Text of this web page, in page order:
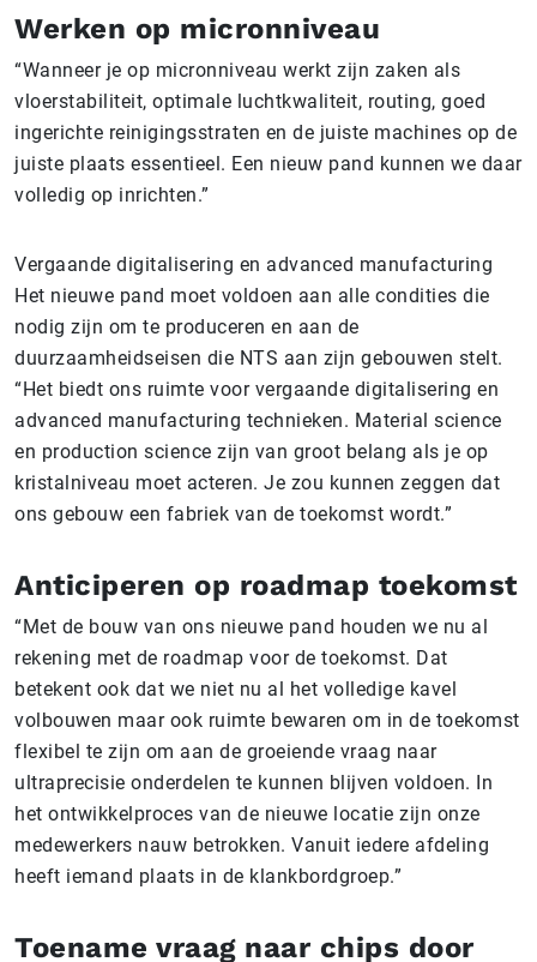
Werken op micronniveau
“Wanneer je op micronniveau werkt zijn zaken als
vloerstabiliteit, optimale luchtkwaliteit, routing, goed
ingerichte reinigingsstraten en de juiste machines op de
juiste plaats essentieel. Een nieuw pand kunnen we daar
volledig op inrichten.”
Vergaande digitalisering en advanced manufacturing
Het nieuwe pand moet voldoen aan alle condities die
nodig zijn om te produceren en aan de
duurzaamheidseisen die NTS aan zijn gebouwen stelt.
“Het biedt ons ruimte voor vergaande digitalisering en
advanced manufacturing technieken. Material science
en production science zijn van groot belang als je op
kristalniveau moet acteren. Je zou kunnen zeggen dat
ons gebouw een fabriek van de toekomst wordt.”
Anticiperen op roadmap toekomst
“Met de bouw van ons nieuwe pand houden we nu al
rekening met de roadmap voor de toekomst. Dat
betekent ook dat we niet nu al het volledige kavel
volbouwen maar ook ruimte bewaren om in de toekomst
flexibel te zijn om aan de groeiende vraag naar
ultraprecisie onderdelen te kunnen blijven voldoen. In
het ontwikkelproces van de nieuwe locatie zijn onze
medewerkers nauw betrokken. Vanuit iedere afdeling
heeft iemand plaats in de klankbordgroep.”
Toename vraag naar chips door